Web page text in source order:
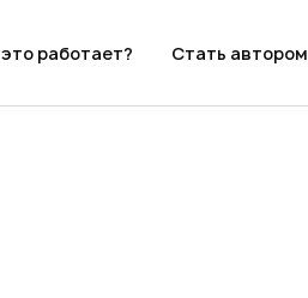
работает? Стать автором